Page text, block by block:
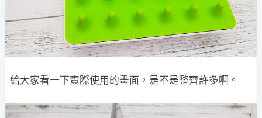
給大家看一下實際使用的畫面，是不是整齊許多啊。